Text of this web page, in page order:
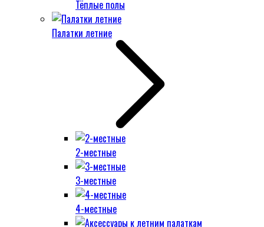
Тёплые полы
Палатки летние
2-местные
3-местные
4-местные